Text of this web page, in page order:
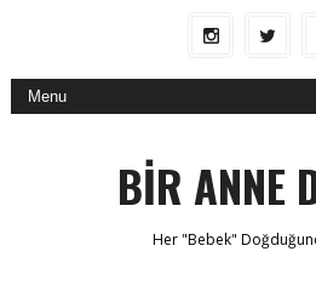
BİR ANNE
Her "Bebek"